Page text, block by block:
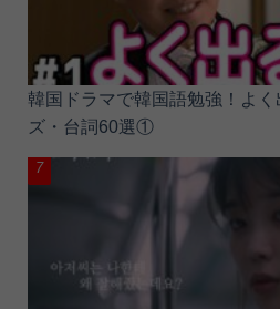
韓国ドラマで韓国語勉強！よ
ズ・台詞60選①